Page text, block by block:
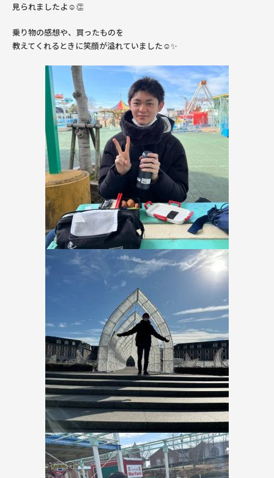
見られましたよ☺️👏
乗り物の感想や、買ったものを
教えてくれるときに笑顔が溢れていました☺️✨